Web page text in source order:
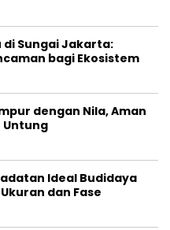
di Sungai Jakarta:
bagi Ekosistem
dengan Nila, Aman
Untung
Ideal Budidaya
dan Fase